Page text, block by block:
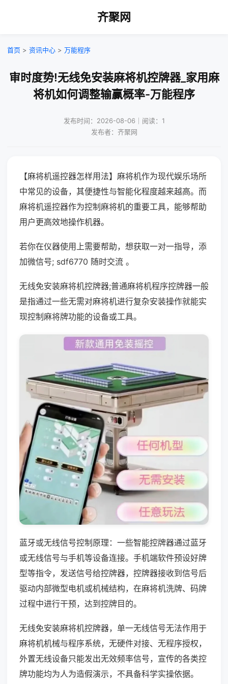
齐聚网
首页 > 资讯中心 > 万能程序
审时度势!无线免安装麻将机控牌器_家用麻
将机如何调整输赢概率-万能程序
发布时间：2026-08-06｜阅读：1
发布者：齐聚网
【麻将机遥控器怎样用法】麻将机作为现代娱乐场所
中常见的设备，其便捷性与智能化程度越来越高。而
麻将机遥控器作为控制麻将机的重要工具，能够帮助
用户更高效地操作机器。
若你在仪器使用上需要帮助，想获取一对一指导，添
加微信号; sdf6770 随时交流 。
无线免安装麻将机控牌器;普通麻将机程序控牌器一般
是指通过一些无需对麻将机进行复杂安装操作就能实
现控制麻将牌功能的设备或工具。
蓝牙或无线信号控制原理：一些智能控牌器通过蓝牙
或无线信号与手机等设备连接。手机端软件预设好牌
型等指令，发送信号给控牌器，控牌器接收到信号后
驱动内部微型电机或机械结构，在麻将机洗牌、码牌
过程中进行干预，达到控牌目的。
无线免安装麻将机控牌器，单一无线信号无法作用于
麻将机机械与程序系统，无硬件对接、无程序授权，
外置无线设备只能发出无效频率信号，宣传的各类控
牌功能均为人为造假演示，不具备科学实操依据。